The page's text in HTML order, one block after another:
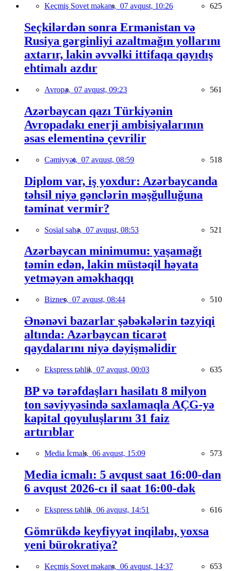
Keçmiş Sovet məkanı, 07 avqust, 10:26 625
Seçkilərdən sonra Ermənistan və
Rusiya gərginliyi azaltmağın yollarını
axtarır, lakin əvvəlki ittifaqa qayıdış
ehtimalı azdır
Avropa, 07 avqust, 09:23 561
Azərbaycan qazı Türkiyənin
Avropadakı enerji ambisiyalarının
əsas elementinə çevrilir
Cəmiyyət, 07 avqust, 08:59 518
Diplom var, iş yoxdur: Azərbaycanda
təhsil niyə gənclərin məşğulluğuna
təminat vermir?
Sosial sahə, 07 avqust, 08:53 521
Azərbaycan minimumu: yaşamağı
təmin edən, lakin müstəqil həyata
yetməyən əməkhaqqı
Biznes, 07 avqust, 08:44 510
Ənənəvi bazarlar şəbəkələrin təzyiqi
altında: Azərbaycan ticarət
qaydalarını niyə dəyişməlidir
Ekspress təhlil, 07 avqust, 00:03 635
BP və tərəfdaşları hasilatı 8 milyon
ton səviyyəsində saxlamaqla AÇG-yə
kapital qoyuluşlarını 31 faiz
artırıblar
Media İcmalı, 06 avqust, 15:09 573
Media icmalı: 5 avqust saat 16:00-dan
6 avqust 2026-cı il saat 16:00-dək
Ekspress təhlil, 06 avqust, 14:51 616
Gömrükdə keyfiyyət inqilabı, yoxsa
yeni bürokratiya?
Keçmiş Sovet məkanı, 06 avqust, 14:37 653